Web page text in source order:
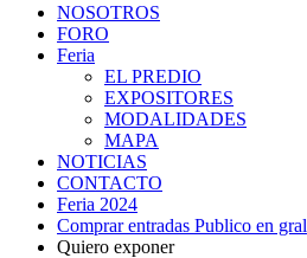
NOSOTROS
FORO
Feria
EL PREDIO
EXPOSITORES
MODALIDADES
MAPA
NOTICIAS
CONTACTO
Feria 2024
Comprar entradas Publico en gral
Quiero exponer